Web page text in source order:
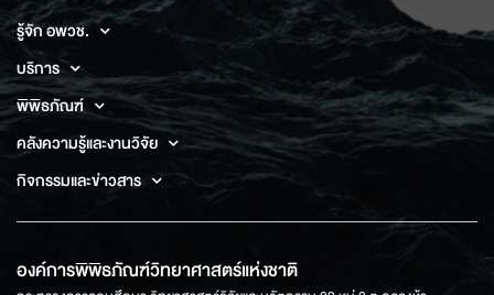
รู้จัก อพวช.
บริการ
พิพิธภัณฑ์
คลังความรู้และงานวิจัย
กิจกรรมและข่าวสาร
องค์การพิพิธภัณฑ์วิทยาศาสตร์แห่งชาติ